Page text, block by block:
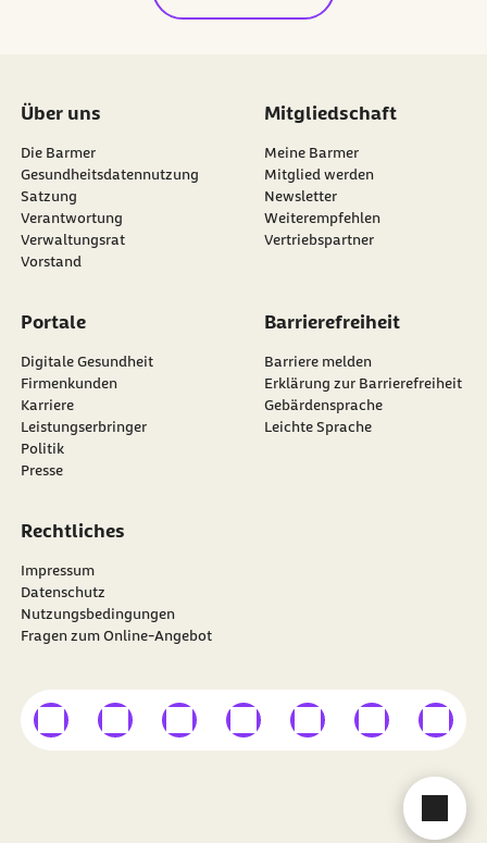
Über uns
Die Barmer
Gesundheitsdatennutzung
Satzung
Verantwortung
Verwaltungsrat
Vorstand
Mitgliedschaft
Meine Barmer
Mitglied werden
Newsletter
externer Link:
Weiterempfehlen
Vertriebspartner
Portale
Digitale Gesundheit
Firmenkunden
Karriere
Leistungserbringer
Politik
Presse
Barrierefreiheit
Barriere melden
Erklärung zur Barrierefreiheit
Gebärdensprache
Leichte Sprache
Rechtliches
Impressum
Datenschutz
Nutzungsbedingungen
Fragen zum Online-Angebot
Besuchen Sie dieBARMER auf
externer Linkexterner Linkexterner Linkexterner Linkexterner Linkexterner Link